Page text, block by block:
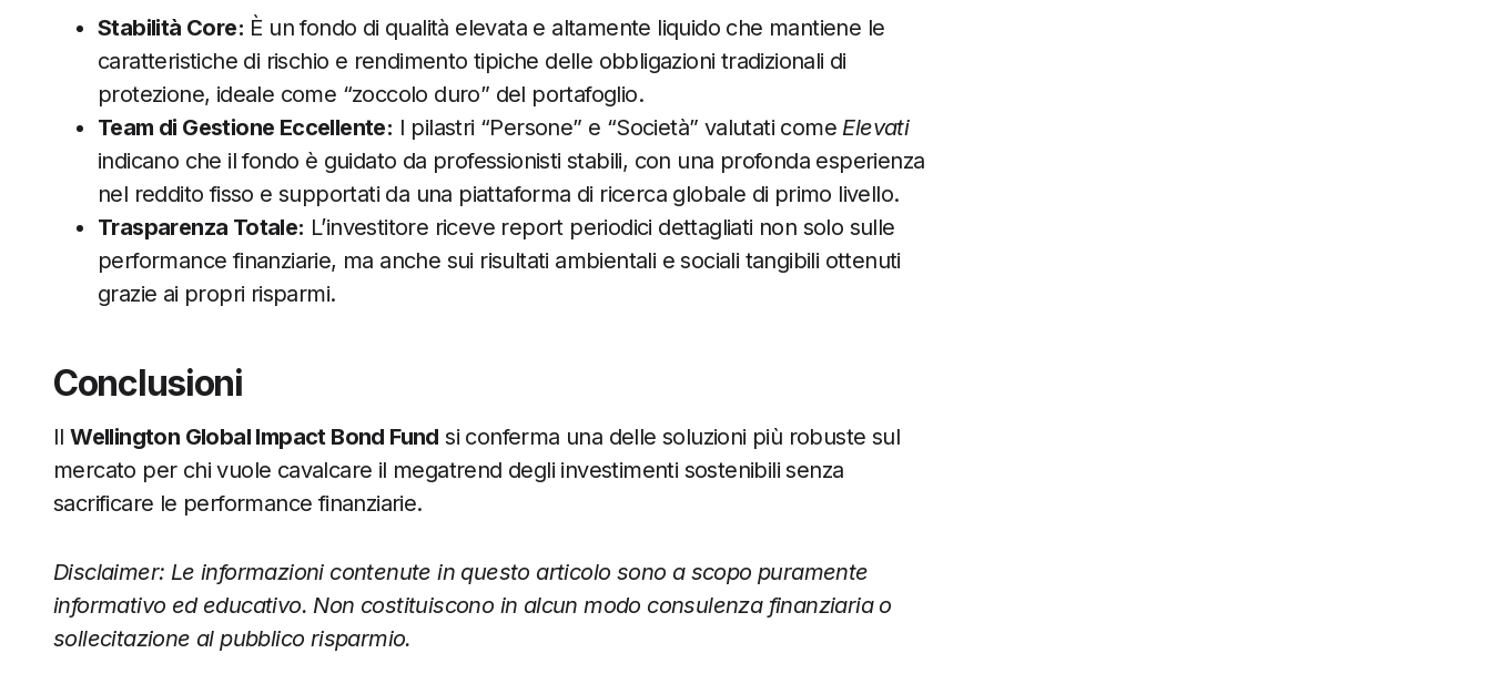
Stabilità Core: È un fondo di qualità elevata e altamente liquido che mantiene le
caratteristiche di rischio e rendimento tipiche delle obbligazioni tradizionali di
protezione, ideale come “zoccolo duro” del portafoglio.
Team di Gestione Eccellente: I pilastri “Persone” e “Società” valutati come Elevati
indicano che il fondo è guidato da professionisti stabili, con una profonda esperienza
nel reddito fisso e supportati da una piattaforma di ricerca globale di primo livello.
Trasparenza Totale: L’investitore riceve report periodici dettagliati non solo sulle
performance finanziarie, ma anche sui risultati ambientali e sociali tangibili ottenuti
grazie ai propri risparmi.
Conclusioni
IlWellington Global Impact Bond Fund si conferma una delle soluzioni più robuste sul
mercato per chi vuole cavalcare il megatrend degli investimenti sostenibili senza
sacrificare le performance finanziarie.
Disclaimer: Le informazioni contenute in questo articolo sono a scopo puramente
informativo ed educativo. Non costituiscono in alcun modo consulenza finanziaria o
sollecitazione al pubblico risparmio.